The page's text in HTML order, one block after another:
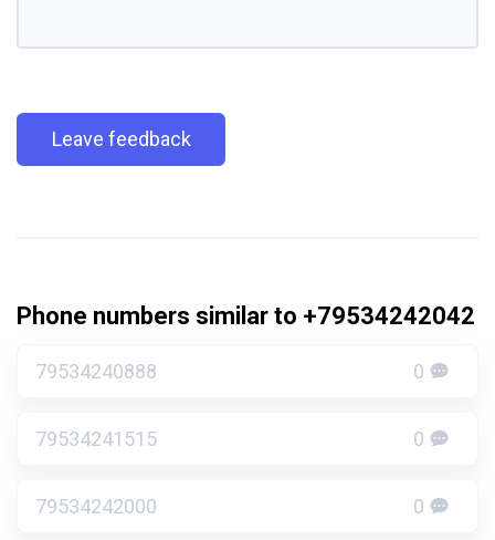
Leave feedback
Phone numbers similar to +79534242042
79534240888 0
79534241515 0
79534242000 0